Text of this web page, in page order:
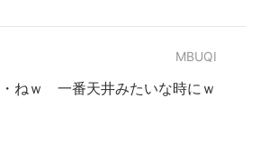
MBUQI
ねｗ 一番天井みたいな時にｗ